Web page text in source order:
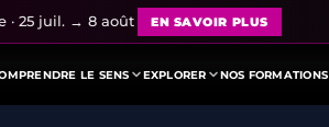
· 25 juil. → 8 août EN SAVOIR PLUS
LE SENS EXPLORER NOS FORMATIONS